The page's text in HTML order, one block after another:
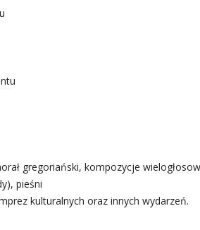
gregoriański, kompozycje
pieśni
kulturalnych oraz innych wydarzeń.